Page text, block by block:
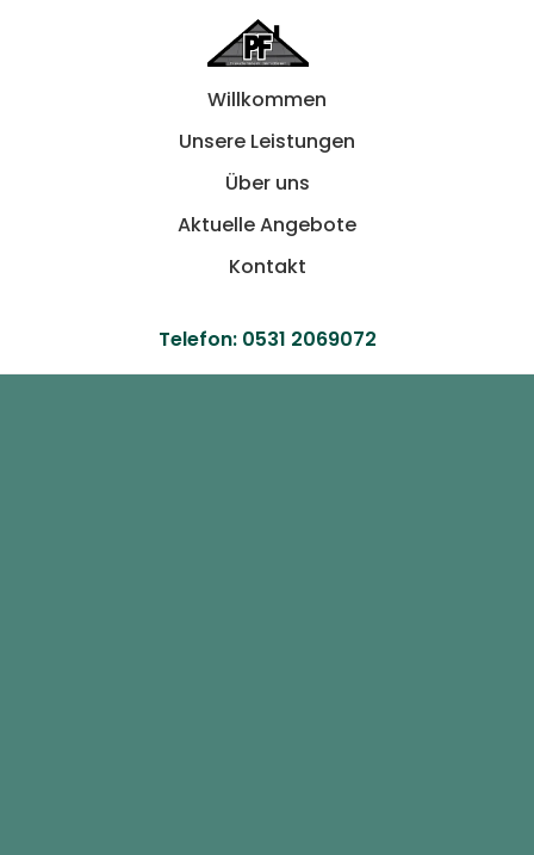
Willkommen
Unsere Leistungen
Über uns
Aktuelle Angebote
Kontakt
Telefon: 0531 2069072